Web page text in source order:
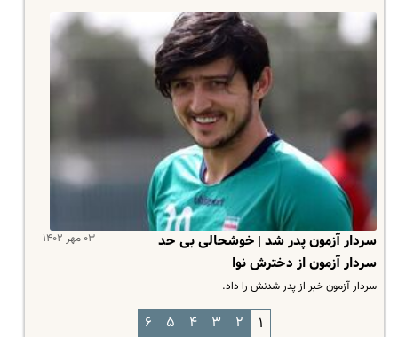
۰۳ مهر ۱۴۰۲
سردار آزمون پدر شد | خوشحالی بی حد
سردار آزمون از دخترش نوا
سردار آزمون خبر از پدر شدنش را داد.
۱ ۲ ۳ ۴ ۵ ۶